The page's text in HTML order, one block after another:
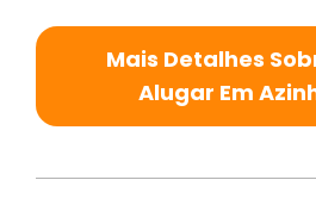
Mais Detalhes
Alugar Em